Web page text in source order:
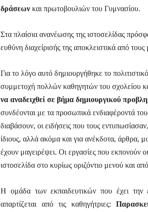
δράσεων και πρωτοβουλιών του Γυμνασίου.
Στα πλαίσια ανανέωσης της ιστοσελίδας
ευθύνη διαχείρισής της αποκλειστικά από τους
Για το λόγο αυτό δημιουργήθηκε το
συμμετοχή πολλών καθηγητών του σχολείου
να αναδειχθεί σε βήμα δημιουργικού
συνδέονται με τα προσωπικά ενδιαφέροντά
διαβάσουν, οι ειδήσεις που τους
ίδιους, αλλά ακόμα και για ανέκδοτα, άρθρα,
έχουν μαγειρέψει. Οι εργασίες που εκπονούν
ιστοσελίδα στο κυρίως οριζόντιο μενού και
Η ομάδα των εκπαιδευτικών που έχει την
απαρτίζεται από τις καθηγήτριες: